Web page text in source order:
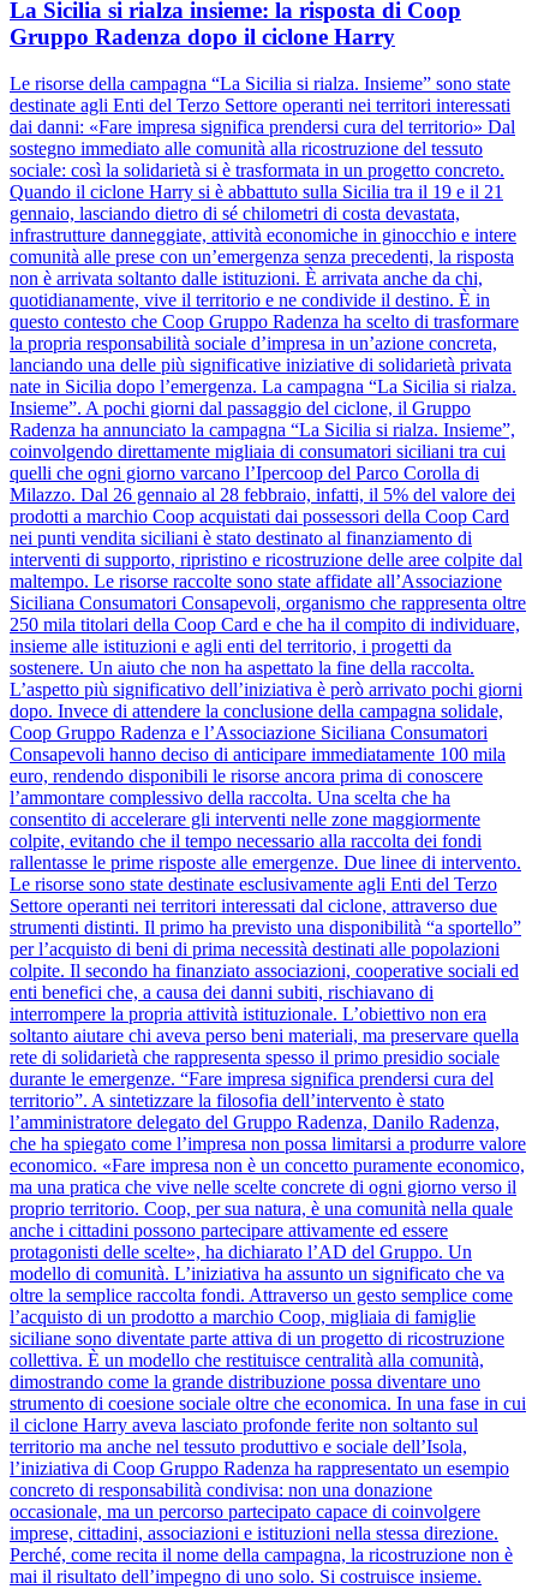
La Sicilia si rialza insieme: la risposta di Coop
Gruppo Radenza dopo il ciclone Harry
Le risorse della campagna “La Sicilia si rialza. Insieme” sono state
destinate agli Enti del Terzo Settore operanti nei territori interessati
dai danni: «Fare impresa significa prendersi cura del territorio» Dal
sostegno immediato alle comunità alla ricostruzione del tessuto
sociale: così la solidarietà si è trasformata in un progetto concreto.
Quando il ciclone Harry si è abbattuto sulla Sicilia tra il 19 e il 21
gennaio, lasciando dietro di sé chilometri di costa devastata,
infrastrutture danneggiate, attività economiche in ginocchio e intere
comunità alle prese con un’emergenza senza precedenti, la risposta
non è arrivata soltanto dalle istituzioni. È arrivata anche da chi,
quotidianamente, vive il territorio e ne condivide il destino. È in
questo contesto che Coop Gruppo Radenza ha scelto di trasformare
la propria responsabilità sociale d’impresa in un’azione concreta,
lanciando una delle più significative iniziative di solidarietà privata
nate in Sicilia dopo l’emergenza. La campagna “La Sicilia si rialza.
Insieme”. A pochi giorni dal passaggio del ciclone, il Gruppo
Radenza ha annunciato la campagna “La Sicilia si rialza. Insieme”,
coinvolgendo direttamente migliaia di consumatori siciliani tra cui
quelli che ogni giorno varcano l’Ipercoop del Parco Corolla di
Milazzo. Dal 26 gennaio al 28 febbraio, infatti, il 5% del valore dei
prodotti a marchio Coop acquistati dai possessori della Coop Card
nei punti vendita siciliani è stato destinato al finanziamento di
interventi di supporto, ripristino e ricostruzione delle aree colpite dal
maltempo. Le risorse raccolte sono state affidate all’Associazione
Siciliana Consumatori Consapevoli, organismo che rappresenta oltre
250 mila titolari della Coop Card e che ha il compito di individuare,
insieme alle istituzioni e agli enti del territorio, i progetti da
sostenere. Un aiuto che non ha aspettato la fine della raccolta.
L’aspetto più significativo dell’iniziativa è però arrivato pochi giorni
dopo. Invece di attendere la conclusione della campagna solidale,
Coop Gruppo Radenza e l’Associazione Siciliana Consumatori
Consapevoli hanno deciso di anticipare immediatamente 100 mila
euro, rendendo disponibili le risorse ancora prima di conoscere
l’ammontare complessivo della raccolta. Una scelta che ha
consentito di accelerare gli interventi nelle zone maggiormente
colpite, evitando che il tempo necessario alla raccolta dei fondi
rallentasse le prime risposte alle emergenze. Due linee di intervento.
Le risorse sono state destinate esclusivamente agli Enti del Terzo
Settore operanti nei territori interessati dal ciclone, attraverso due
strumenti distinti. Il primo ha previsto una disponibilità “a sportello”
per l’acquisto di beni di prima necessità destinati alle popolazioni
colpite. Il secondo ha finanziato associazioni, cooperative sociali ed
enti benefici che, a causa dei danni subiti, rischiavano di
interrompere la propria attività istituzionale. L’obiettivo non era
soltanto aiutare chi aveva perso beni materiali, ma preservare quella
rete di solidarietà che rappresenta spesso il primo presidio sociale
durante le emergenze. “Fare impresa significa prendersi cura del
territorio”. A sintetizzare la filosofia dell’intervento è stato
l’amministratore delegato del Gruppo Radenza, Danilo Radenza,
che ha spiegato come l’impresa non possa limitarsi a produrre valore
economico. «Fare impresa non è un concetto puramente economico,
ma una pratica che vive nelle scelte concrete di ogni giorno verso il
proprio territorio. Coop, per sua natura, è una comunità nella quale
anche i cittadini possono partecipare attivamente ed essere
protagonisti delle scelte», ha dichiarato l’AD del Gruppo. Un
modello di comunità. L’iniziativa ha assunto un significato che va
oltre la semplice raccolta fondi. Attraverso un gesto semplice come
l’acquisto di un prodotto a marchio Coop, migliaia di famiglie
siciliane sono diventate parte attiva di un progetto di ricostruzione
collettiva. È un modello che restituisce centralità alla comunità,
dimostrando come la grande distribuzione possa diventare uno
strumento di coesione sociale oltre che economica. In una fase in cui
il ciclone Harry aveva lasciato profonde ferite non soltanto sul
territorio ma anche nel tessuto produttivo e sociale dell’Isola,
l’iniziativa di Coop Gruppo Radenza ha rappresentato un esempio
concreto di responsabilità condivisa: non una donazione
occasionale, ma un percorso partecipato capace di coinvolgere
imprese, cittadini, associazioni e istituzioni nella stessa direzione.
Perché, come recita il nome della campagna, la ricostruzione non è
mai il risultato dell’impegno di uno solo. Si costruisce insieme.